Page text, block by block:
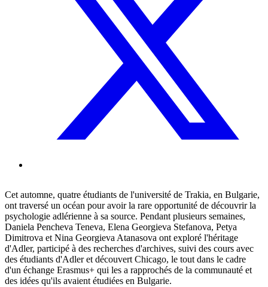
Cet automne, quatre étudiants de l'université de Trakia, en Bulgarie,
ont traversé un océan pour avoir la rare opportunité de découvrir la
psychologie adlérienne à sa source. Pendant plusieurs semaines,
Daniela Pencheva Teneva, Elena Georgieva Stefanova, Petya
Dimitrova et Nina Georgieva Atanasova ont exploré l'héritage
d'Adler, participé à des recherches d'archives, suivi des cours avec
des étudiants d'Adler et découvert Chicago, le tout dans le cadre
d'un échange Erasmus+ qui les a rapprochés de la communauté et
des idées qu'ils avaient étudiées en Bulgarie.